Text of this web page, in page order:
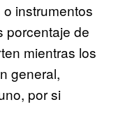
instrumentos
porcentaje de
mientras los
general,
por si